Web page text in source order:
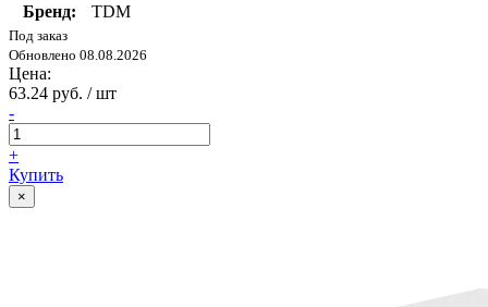
Бренд:
TDM
Под заказ
Обновлено 08.08.2026
Цена:
63.24 руб. / шт
-
+
Купить
×